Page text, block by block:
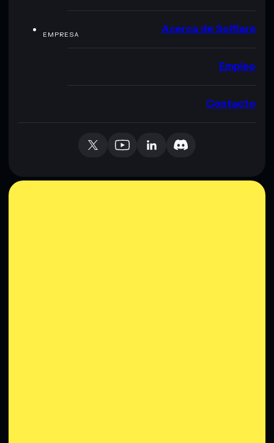
EMPRESA Acerca de Solflare
Empleo
Contacto